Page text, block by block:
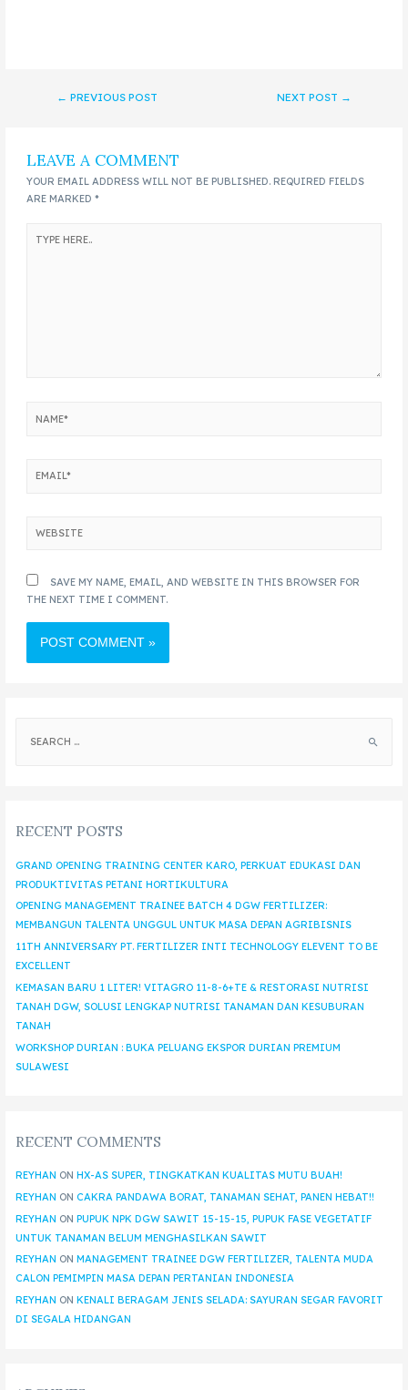
← PREVIOUS POST NEXT POST →
LEAVE A COMMENT
YOUR EMAIL ADDRESS WILL NOT BE PUBLISHED. REQUIRED FIELDS
ARE MARKED*
SAVE MY NAME, EMAIL, AND WEBSITE IN THIS BROWSER FOR
THE NEXT TIME I COMMENT.
RECENT POSTS
GRAND OPENING TRAINING CENTER KARO, PERKUAT EDUKASI DAN
PRODUKTIVITAS PETANI HORTIKULTURA
OPENING MANAGEMENT TRAINEE BATCH 4 DGW FERTILIZER:
MEMBANGUN TALENTA UNGGUL UNTUK MASA DEPAN AGRIBISNIS
11TH ANNIVERSARY PT. FERTILIZER INTI TECHNOLOGY ELEVENT TO BE
EXCELLENT
KEMASAN BARU 1 LITER! VITAGRO 11-8-6+TE & RESTORASI NUTRISI
TANAH DGW, SOLUSI LENGKAP NUTRISI TANAMAN DAN KESUBURAN
TANAH
WORKSHOP DURIAN : BUKA PELUANG EKSPOR DURIAN PREMIUM
SULAWESI
RECENT COMMENTS
REYHAN ON HX-AS SUPER, TINGKATKAN KUALITAS MUTU BUAH!
REYHAN ON CAKRA PANDAWA BORAT, TANAMAN SEHAT, PANEN HEBAT!!
REYHAN ON PUPUK NPK DGW SAWIT 15-15-15, PUPUK FASE VEGETATIF
UNTUK TANAMAN BELUM MENGHASILKAN SAWIT
REYHAN ON MANAGEMENT TRAINEE DGW FERTILIZER, TALENTA MUDA
CALON PEMIMPIN MASA DEPAN PERTANIAN INDONESIA
REYHAN ON KENALI BERAGAM JENIS SELADA: SAYURAN SEGAR FAVORIT
DI SEGALA HIDANGAN